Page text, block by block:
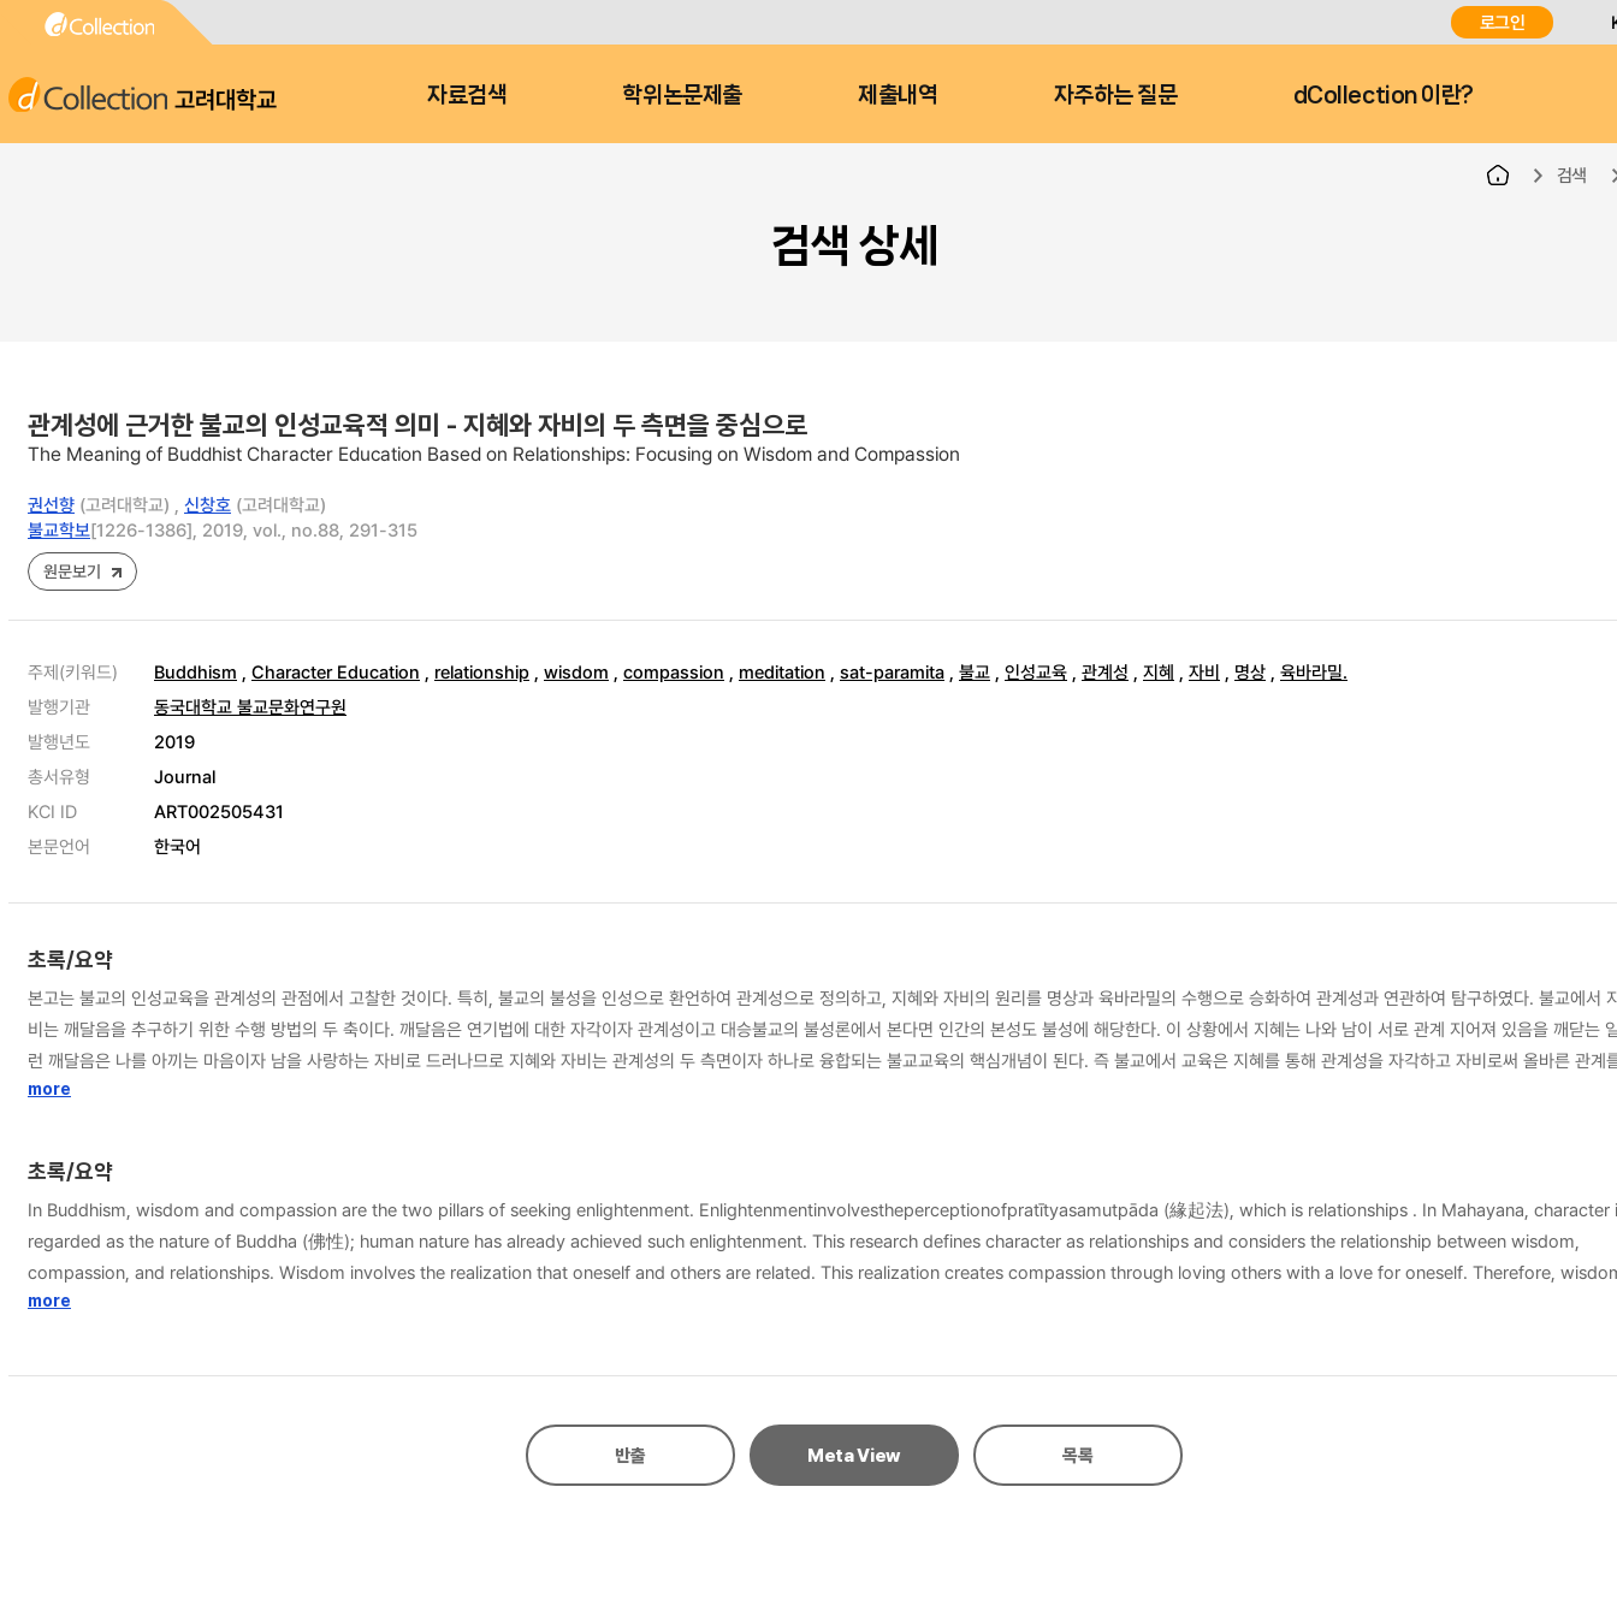
로그인
고려대학교 자료검색 학위논문제출 제출내역 자주하는 질문 dCollection 이란?
검색
검색 상세
관계성에 근거한 불교의 인성교육적 의미 - 지혜와 자비의 두 측면을 중심으로
The Meaning of Buddhist Character Education Based on Relationships: Focusing on Wisdom and Compassion
권선향 (고려대학교) , 신창호 (고려대학교)
불교학보[1226-1386], 2019, vol., no.88, 291-315
원문보기
주제(키워드) Buddhism , Character Education , relationship , wisdom , compassion , meditation , sat-paramita , 불교 , 인성교육 , 관계성 , 지혜 , 자비 , 명상 , 육바라밀.
발행기관
동국대학교 불교문화연구원
발행년도
2019
총서유형
Journal
KCI ID
ART002505431
본문언어
한국어
초록/요약
본고는 불교의 인성교육을 관계성의 관점에서 고찰한 것이다. 특히, 불교의 불성을 인성으로 환언하여 관계성으로 정의하고, 지혜와 자비의 원리를 명상과 육바라밀의 수행으로 승화하여 관계성과 연관하여 탐구하였다. 불교에서
비는 깨달음을 추구하기 위한 수행 방법의 두 축이다. 깨달음은 연기법에 대한 자각이자 관계성이고 대승불교의 불성론에서 본다면 인간의 본성도 불성에 해당한다. 이 상황에서 지혜는 나와 남이 서로 관계 지어져 있음을 깨닫는
런 깨달음은 나를 아끼는 마음이자 남을 사랑하는 자비로 드러나므로 지혜와 자비는 관계성의 두 측면이자 하나로 융합되는 불교교육의 핵심개념이 된다. 즉 불교에서 교육은 지혜를 통해 관계성을 자각하고 자비로써 올바른 관계
는 방향을 지향한다. 지혜는 명상을 통해 자신을 자각하며 나와 자신의 관계성 회복을 돕고, 자비는 자비심을 통한 이타행의 실천으로 나와 남의 관계성 회복을 도모한다. 관계성에 대한 관심이 높아지는 현대 사회에 불교의 이론과
라밀 수행은 현대 인성교육의 주요한 기제로 작용할 수 있다.
more
초록/요약
In Buddhism, wisdom and compassion are the two pillars of seeking enlightenment. Enlightenmentinvolvestheperceptionofpratītyasamutpāda (緣起法), which is relationships . In Mahayana, character
regarded as the nature of Buddha (佛性); human nature has already achieved such enlightenment. This research defines character as relationships and considers the relationship between wisdom,
compassion, and relationships. Wisdom involves the realization that oneself and others are related. This realization creates compassion through loving others with a love for oneself. Therefore,
compassion are two aspects of relationships. It is clear that relationships are a key concept in Buddhist education, which aims to recover desirable relationships through wisdom and compassion.
more
반출 Meta View 목록